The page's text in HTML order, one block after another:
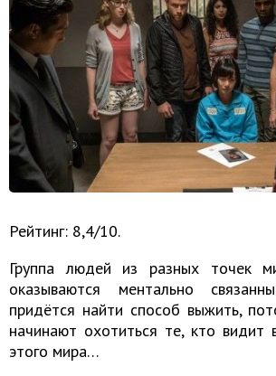
Рейтинг: 8,4/10.
Группа людей из разных точек
оказываются ментально
придётся найти способ выжить,
начинают охотиться те, кто видит
этого мира…